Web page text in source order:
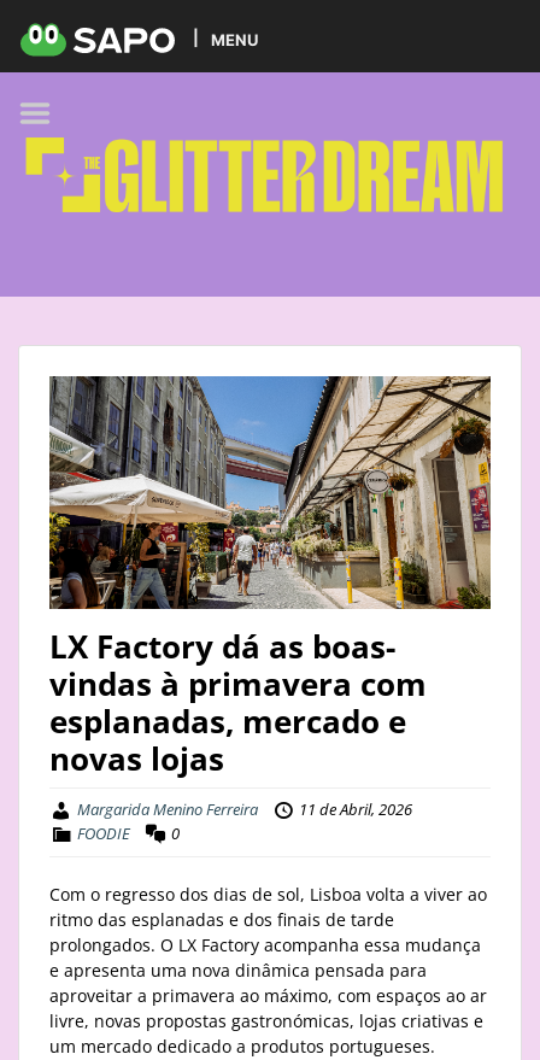
MENU
LX Factory dá as boas-
vindas à primavera com
esplanadas, mercado e
novas lojas
Margarida Menino Ferreira
11 de Abril, 2026
FOODIE
0
Com o regresso dos dias de sol, Lisboa volta a viver ao
ritmo das esplanadas e dos finais de tarde
prolongados. O LX Factory acompanha essa mudança
e apresenta uma nova dinâmica pensada para
aproveitar a primavera ao máximo, com espaços ao ar
livre, novas propostas gastronómicas, lojas criativas e
um mercado dedicado a produtos portugueses.
HOME
PODCAST
GLITTER BRANDS
KIDS
TREND
BEAUTY
PETS
MUSIC
STAY
BUSINESS
ABOUT